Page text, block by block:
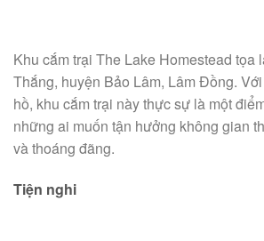
Khu cắm trại The Lake Homestead tọa
Thắng, huyện Bảo Lâm, Lâm Đồng.
hồ, khu cắm trại này thực sự là một
những ai muốn tận hưởng không gian
và thoáng đãng.
Tiện nghi